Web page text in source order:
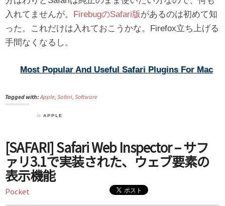
入れてませんが。 FirebugのSafari版があるのは初めて知
った。これだけは入れておこうかな。Firefox立ち上げる
手間なくなるし。
Most Popular And Useful Safari Plugins For Mac
Tagged with: Apple, Safari, Software
in APPLE
[SAFARI] Safari Web Inspector – サフ
ァリ3.1で実装された、ウェブ要素の
表示機能
Pocket